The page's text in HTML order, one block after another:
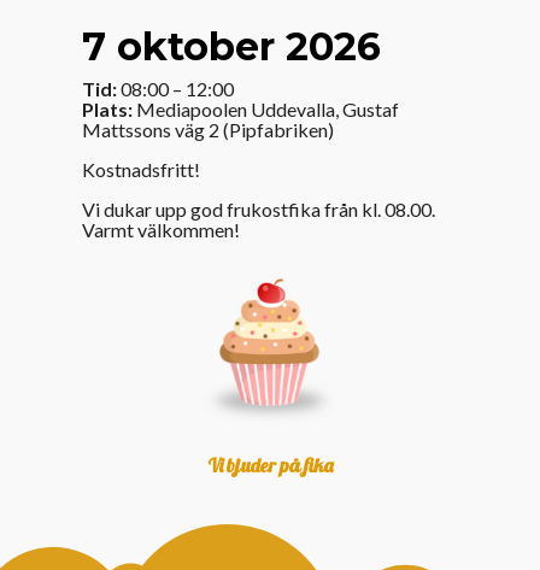
7 oktober 2026
Tid:08:00 – 12:00
Plats: Mediapoolen Uddevalla, Gustaf
Mattssons väg 2 (Pipfabriken)
Kostnadsfritt!
Vi dukar upp god frukostfika från kl. 08.00.
Varmt välkommen!
Vi bjuder på fika